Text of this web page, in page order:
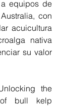
equipos de
con
acuicultura
nativa
su valor
the
of bull kelp